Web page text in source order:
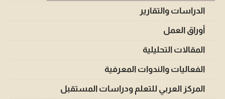
الدراسات والتقارير
أوراق العمل
المقالات التحليلية
الفعاليات والندوات المعرفية
المركز العربي للتعلم ودراسات المستقبل